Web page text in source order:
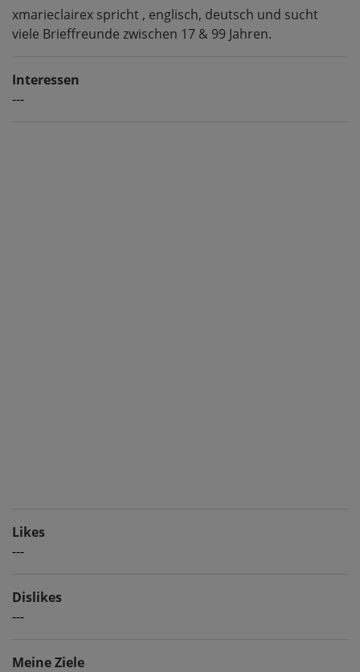
xmarieclairex spricht , englisch, deutsch und sucht
viele Brieffreunde zwischen 17 & 99 Jahren.
Interessen
---
Likes
---
Dislikes
---
Meine Ziele